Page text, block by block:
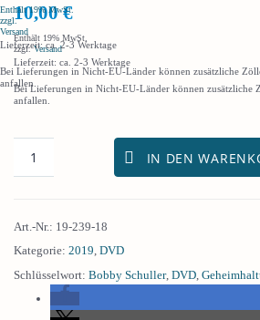
Enthält 19% MwSt.
zzgl.
Versand
Lieferzeit: ca. 2-3 Werktage
Bei Lieferungen in Nicht-EU-Länder können zusätzliche
anfallen.
10,00€
Enthält 19% MwSt.
zzgl.Versand
Lieferzeit: ca. 2-3 Werktage
Bei Lieferungen in Nicht-EU-Länder können zusätzliche
anfallen.
IN DEN
Art.-Nr.: 19-239-18
Kategorie: 2019, DVD
Schlüsselwort: Bobby Schuller, DVD